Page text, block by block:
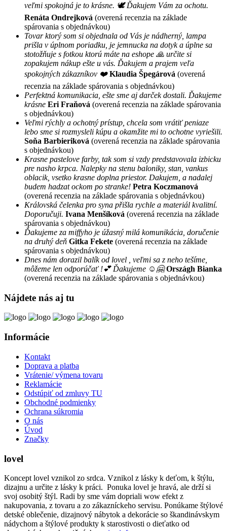
veľmi spokojná je to krásne. 🕊 Ďakujem Vám za ochotu.
Renáta Ondrejková (overená recenzia na základe
spárovania s objednávkou)
Tovar ktorý som si objednala od Vás je nádherný, lampa
prišla v úplnom poriadku, je jemnucka na dotyk a úplne sa
stotožňuje s fotkou ktorú máte na eshope 🙏 určite si
zopakujem nákup ešte u vás. Ďakujem a prajem veľa
spokojných zákazníkov ❤️ Klaudia Špegárová (overená
recenzia na základe spárovania s objednávkou)
Perfektná komunikacia, ešte sme aj darček dostali. Ďakujeme
krásne Eri Fraňová (overená recenzia na základe spárovania
s objednávkou)
Veľmi rýchly a ochotný prístup, chcela som vrátiť peniaze
lebo sme si rozmysleli kúpu a okamžite mi to ochotne vyriešili.
Soňa Barbieriková (overená recenzia na základe spárovania
s objednávkou)
Krasne pastelove farby, tak som si vzdy predstavovala izbicku
pre nasho krpca. Nalepky na stenu baloniky, stan, vankus
oblacik, vsetko krasne doplna priestor. Dakujem, a nadalej
budem hadzat ockom po stranke! Petra Koczmanová
(overená recenzia na základe spárovania s objednávkou)
Královská čelenka pro syna přišla rychle a materiál kvalitní.
Doporučuji. Ivana Menšíková (overená recenzia na základe
spárovania s objednávkou)
Ďakujeme za miffyho je úžasný milá komunikácia, doručenie
na druhý deň Gitka Fekete (overená recenzia na základe
spárovania s objednávkou)
Dnes nám dorazil balík od lovel , veľmi sa z neho tešíme,
môžeme len odporúčať !💕 Ďakujeme ☺️🤗 Országh Bianka
(overená recenzia na základe spárovania s objednávkou)
Nájdete nás aj tu
Informácie
Kontakt
Doprava a platba
Vrátenie/ výmena tovaru
Reklamácie
Odstúpiť od zmluvy TU
Obchodné podmienky
Ochrana súkromia
O nás
Úvod
Značky
lovel
Koncept lovel vznikol zo srdca. Vznikol z lásky k deťom, k štýlu,
dizajnu a určite z lásky k práci. Ponuka lovel je hravá, ale drží si
svoj osobitý štýl. Radi by sme vám dopriali wow efekt z
nakupovania, z tovaru a zo zákazníckeho servisu. Ponúkame štýlové
detské oblečenie, dizajnový nábytok a dekorácie so škandinávskym
nádychom a štýlové produkty k starostivosti o dieťatko od